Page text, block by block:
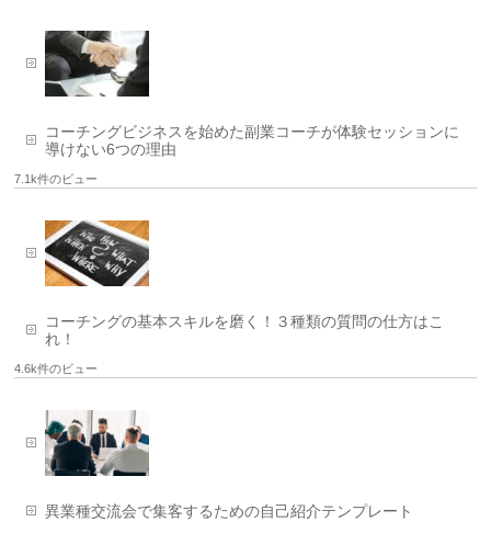
コーチングビジネスを始めた副業コーチが体験セッションに
導けない6つの理由
7.1k件のビュー
コーチングの基本スキルを磨く！３種類の質問の仕方はこ
れ！
4.6k件のビュー
異業種交流会で集客するための自己紹介テンプレート